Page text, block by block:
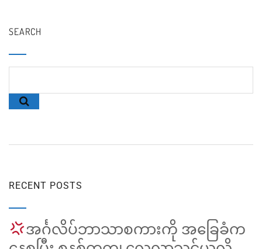
SEARCH
RECENT POSTS
အင်္ဂလိပ်ဘာသာစကားကို အခြေခံက